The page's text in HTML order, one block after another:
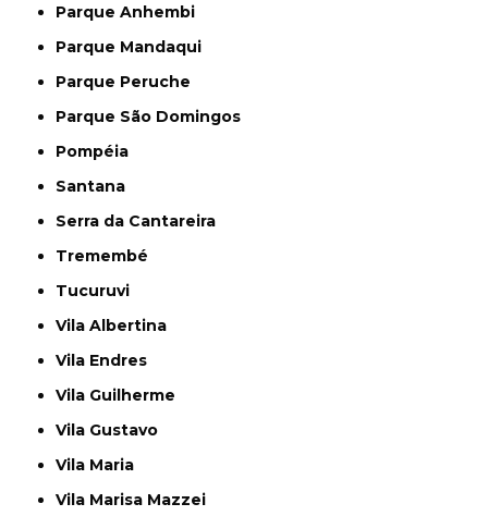
Parque Anhembi
Parque Mandaqui
Parque Peruche
Parque São Domingos
Pompéia
Santana
Serra da Cantareira
Tremembé
Tucuruvi
Vila Albertina
Vila Endres
Vila Guilherme
Vila Gustavo
Vila Maria
Vila Marisa Mazzei